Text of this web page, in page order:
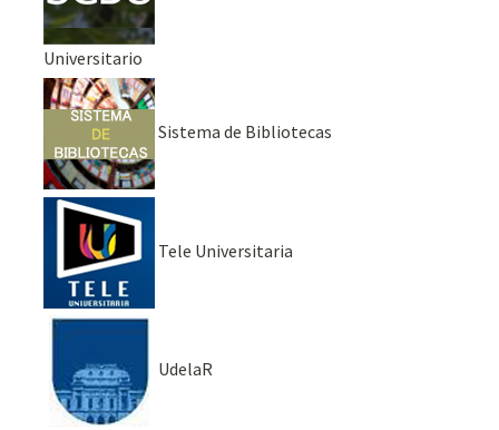
Universitario
Sistema de Bibliotecas
Tele Universitaria
UdelaR